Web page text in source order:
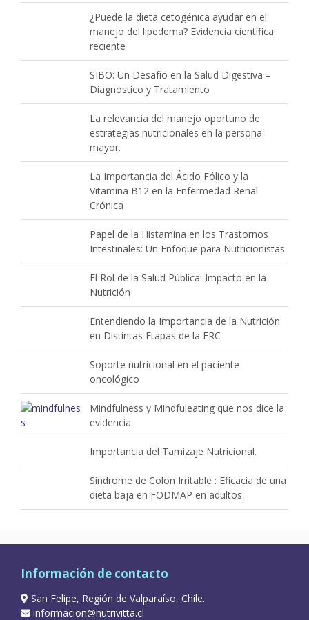
¿Puede la dieta cetogénica ayudar en el
manejo del lipedema? Evidencia científica
reciente
SIBO: Un Desafío en la Salud Digestiva –
Diagnóstico y Tratamiento
La relevancia del manejo oportuno de
estrategias nutricionales en la persona
mayor.
La Importancia del Ácido Fólico y la
Vitamina B12 en la Enfermedad Renal
Crónica
Papel de la Histamina en los Trastornos
Intestinales: Un Enfoque para Nutricionistas
El Rol de la Salud Pública: Impacto en la
Nutrición
Entendiendo la Importancia de la Nutrición
en Distintas Etapas de la ERC
Soporte nutricional en el paciente
oncológico
Mindfulness y Mindfuleating que nos dice la
evidencia.
Importancia del Tamizaje Nutricional.
Síndrome de Colon Irritable : Eficacia de una
dieta baja en FODMAP en adultos.
Información de contacto
San Felipe, Región de Valparaíso, Chile.
informacion@nutrivitta.cl